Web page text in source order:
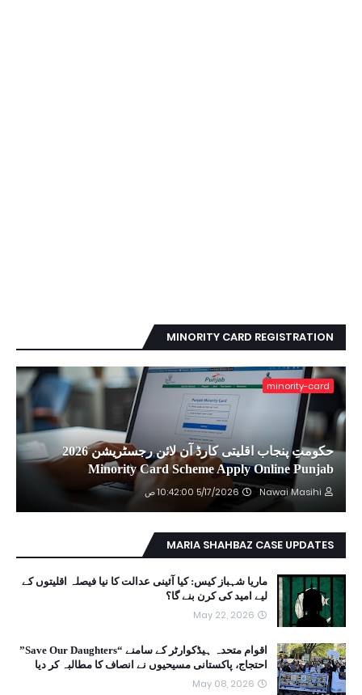
MINORITY CARD REGISTRATION
minority-card
حکومتِ پنجاب اقلیتی کارڈ آن لائن رجسٹریشن 2026
Minority Card Scheme Apply Online Punjab
Nawai Masihi 5/17/2026 10:42:00 ص
MARIA SHAHBAZ CASE UPDATES
ماریا شہباز کیس: کیا آئینی عدالت کا نیا فیصلہ اقلیتوں کے
لیے امید کی کرن بنے گا؟
May 22, 2026
اقوام متحدہ ہیڈکوارٹر کے سامنے “Save Our Daughters”
احتجاج، پاکستانی مسیحیوں نے انصاف کا مطالبہ کر دیا
May 08, 2026